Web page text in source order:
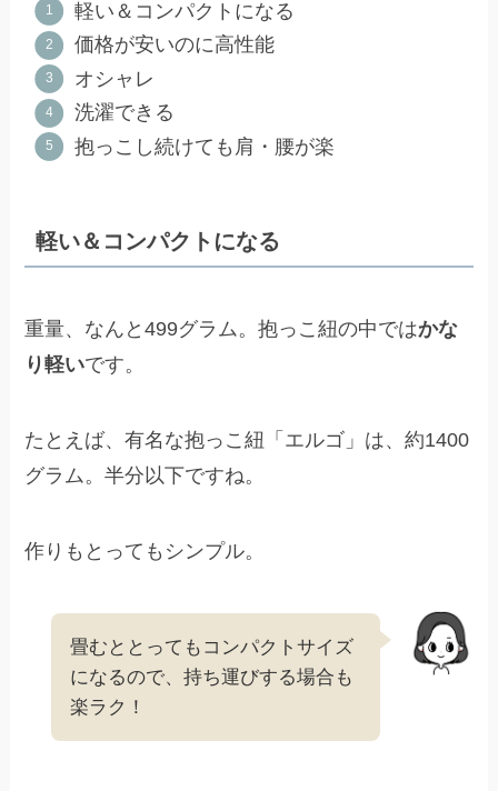
軽い＆コンパクトになる
価格が安いのに高性能
オシャレ
洗濯できる
抱っこし続けても肩・腰が楽
軽い＆コンパクトになる
重量、なんと499グラム。抱っこ紐の中ではかな
り軽いです。
たとえば、有名な抱っこ紐「エルゴ」は、約1400
グラム。半分以下ですね。
作りもとってもシンプル。
畳むととってもコンパクトサイズ
になるので、持ち運びする場合も
楽ラク！